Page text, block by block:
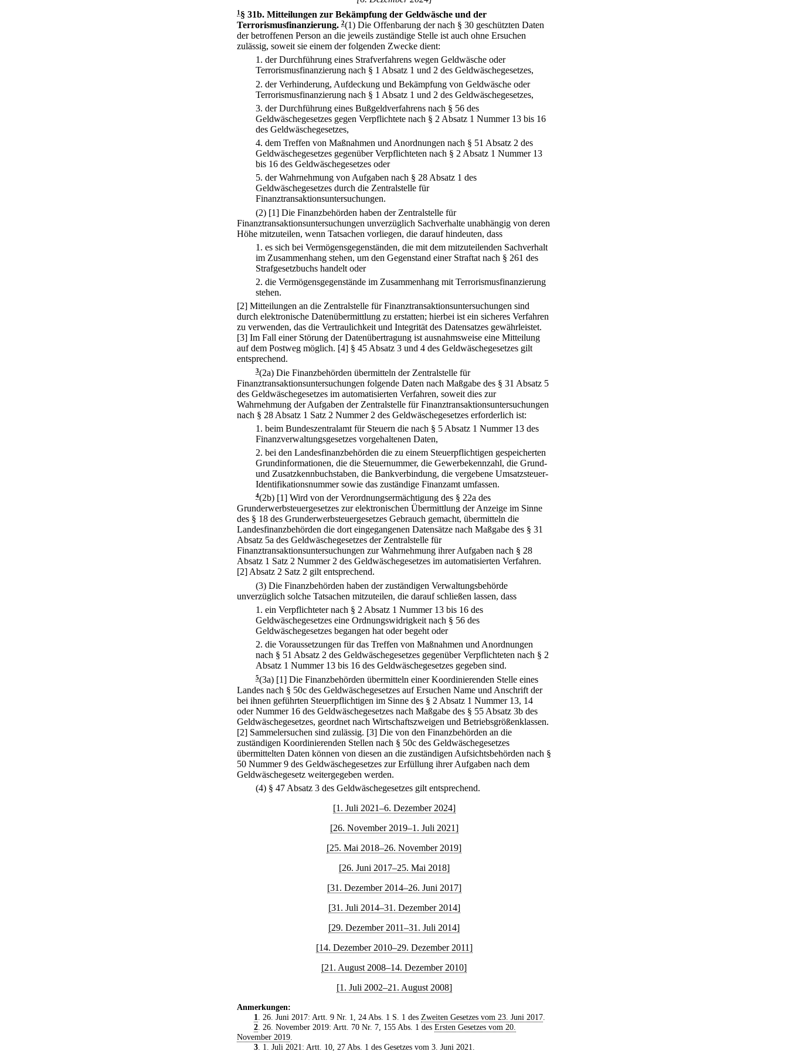
1 § 31b. Mitteilungen zur Bekämpfung der Geldwäsche und der
Terrorismusfinanzierung. 2(1) Die Offenbarung der nach § 30 geschützten Daten
der betroffenen Person an die jeweils zuständige Stelle ist auch ohne Ersuchen
zulässig, soweit sie einem der folgenden Zwecke dient:
1. der Durchführung eines Strafverfahrens wegen Geldwäsche oder
Terrorismusfinanzierung nach § 1 Absatz 1 und 2 des Geldwäschegesetzes,
2. der Verhinderung, Aufdeckung und Bekämpfung von Geldwäsche oder
Terrorismusfinanzierung nach § 1 Absatz 1 und 2 des Geldwäschegesetzes,
3. der Durchführung eines Bußgeldverfahrens nach § 56 des
Geldwäschegesetzes gegen Verpflichtete nach § 2 Absatz 1 Nummer 13 bis 16
des Geldwäschegesetzes,
4. dem Treffen von Maßnahmen und Anordnungen nach § 51 Absatz 2 des
Geldwäschegesetzes gegenüber Verpflichteten nach § 2 Absatz 1 Nummer 13
bis 16 des Geldwäschegesetzes oder
5. der Wahrnehmung von Aufgaben nach § 28 Absatz 1 des
Geldwäschegesetzes durch die Zentralstelle für
Finanztransaktionsuntersuchungen.
(2) [1] Die Finanzbehörden haben der Zentralstelle für
Finanztransaktionsuntersuchungen unverzüglich Sachverhalte unabhängig von deren
Höhe mitzuteilen, wenn Tatsachen vorliegen, die darauf hindeuten, dass
1. es sich bei Vermögensgegenständen, die mit dem mitzuteilenden Sachverhalt
im Zusammenhang stehen, um den Gegenstand einer Straftat nach § 261 des
Strafgesetzbuchs handelt oder
2. die Vermögensgegenstände im Zusammenhang mit Terrorismusfinanzierung
stehen.
[2] Mitteilungen an die Zentralstelle für Finanztransaktionsuntersuchungen sind
durch elektronische Datenübermittlung zu erstatten; hierbei ist ein sicheres Verfahren
zu verwenden, das die Vertraulichkeit und Integrität des Datensatzes gewährleistet.
[3] Im Fall einer Störung der Datenübertragung ist ausnahmsweise eine Mitteilung
auf dem Postweg möglich. [4] § 45 Absatz 3 und 4 des Geldwäschegesetzes gilt
entsprechend.
3(2a) Die Finanzbehörden übermitteln der Zentralstelle für
Finanztransaktionsuntersuchungen folgende Daten nach Maßgabe des § 31 Absatz 5
des Geldwäschegesetzes im automatisierten Verfahren, soweit dies zur
Wahrnehmung der Aufgaben der Zentralstelle für Finanztransaktionsuntersuchungen
nach § 28 Absatz 1 Satz 2 Nummer 2 des Geldwäschegesetzes erforderlich ist:
1. beim Bundeszentralamt für Steuern die nach § 5 Absatz 1 Nummer 13 des
Finanzverwaltungsgesetzes vorgehaltenen Daten,
2. bei den Landesfinanzbehörden die zu einem Steuerpflichtigen gespeicherten
Grundinformationen, die die Steuernummer, die Gewerbekennzahl, die Grund-
und Zusatzkennbuchstaben, die Bankverbindung, die vergebene Umsatzsteuer-
Identifikationsnummer sowie das zuständige Finanzamt umfassen.
4(2b) [1] Wird von der Verordnungsermächtigung des § 22a des
Grunderwerbsteuergesetzes zur elektronischen Übermittlung der Anzeige im Sinne
des § 18 des Grunderwerbsteuergesetzes Gebrauch gemacht, übermitteln die
Landesfinanzbehörden die dort eingegangenen Datensätze nach Maßgabe des § 31
Absatz 5a des Geldwäschegesetzes der Zentralstelle für
Finanztransaktionsuntersuchungen zur Wahrnehmung ihrer Aufgaben nach § 28
Absatz 1 Satz 2 Nummer 2 des Geldwäschegesetzes im automatisierten Verfahren.
[2] Absatz 2 Satz 2 gilt entsprechend.
(3) Die Finanzbehörden haben der zuständigen Verwaltungsbehörde
unverzüglich solche Tatsachen mitzuteilen, die darauf schließen lassen, dass
1. ein Verpflichteter nach § 2 Absatz 1 Nummer 13 bis 16 des
Geldwäschegesetzes eine Ordnungswidrigkeit nach § 56 des
Geldwäschegesetzes begangen hat oder begeht oder
2. die Voraussetzungen für das Treffen von Maßnahmen und Anordnungen
nach § 51 Absatz 2 des Geldwäschegesetzes gegenüber Verpflichteten nach § 2
Absatz 1 Nummer 13 bis 16 des Geldwäschegesetzes gegeben sind.
5(3a) [1] Die Finanzbehörden übermitteln einer Koordinierenden Stelle eines
Landes nach § 50c des Geldwäschegesetzes auf Ersuchen Name und Anschrift der
bei ihnen geführten Steuerpflichtigen im Sinne des § 2 Absatz 1 Nummer 13, 14
oder Nummer 16 des Geldwäschegesetzes nach Maßgabe des § 55 Absatz 3b des
Geldwäschegesetzes, geordnet nach Wirtschaftszweigen und Betriebsgrößenklassen.
[2] Sammelersuchen sind zulässig. [3] Die von den Finanzbehörden an die
zuständigen Koordinierenden Stellen nach § 50c des Geldwäschegesetzes
übermittelten Daten können von diesen an die zuständigen Aufsichtsbehörden nach §
50 Nummer 9 des Geldwäschegesetzes zur Erfüllung ihrer Aufgaben nach dem
Geldwäschegesetz weitergegeben werden.
(4) § 47 Absatz 3 des Geldwäschegesetzes gilt entsprechend.
[1. Juli 2021–6. Dezember 2024]
[26. November 2019–1. Juli 2021]
[25. Mai 2018–26. November 2019]
[26. Juni 2017–25. Mai 2018]
[31. Dezember 2014–26. Juni 2017]
[31. Juli 2014–31. Dezember 2014]
[29. Dezember 2011–31. Juli 2014]
[14. Dezember 2010–29. Dezember 2011]
[21. August 2008–14. Dezember 2010]
[1. Juli 2002–21. August 2008]
Anmerkungen:
1
. 26. Juni 2017: Artt. 9 Nr. 1, 24 Abs. 1 S. 1 des Zweiten Gesetzes vom 23. Juni 2017.
2. 26. November 2019: Artt. 70 Nr. 7, 155 Abs. 1 des Ersten Gesetzes vom 20.
November 2019
3. 1. Juli 2021: Artt. 10, 27 Abs. 1 des Gesetzes vom 3. Juni 2021